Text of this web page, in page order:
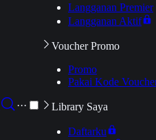
···
Langganan Premier
Langganan Aktif
Voucher Promo
Promo
Pakai Kode
Library Saya
Daftarku